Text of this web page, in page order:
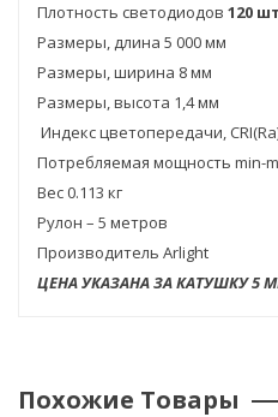
Плотность светодиодов 120
Размеры, длина 5 000 мм
Размеры, ширина 8 мм
Размеры, высота 1,4 мм
Индекс цветопередачи,
Потребляемая мощность min-
Вес 0.113 кг
Рулон – 5 метров
Производитель Arlight
ЦЕНА УКАЗАНА ЗА КАТУШКУ 5
Похожие Товары